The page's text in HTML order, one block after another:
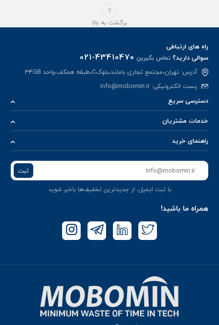
برگشت به بالا
راه های ارتباطی
سوالی دارید؟تماس بگیرین 021-43410470
آدرس: تهران،مجتمع تجاری باملند،بلوکC،طبقه همکف،واحد 34GB
پست الکترونیکی:info@mobomin.ir
دسترسی سریع
خدمات مشتریان
راهنمای خرید
ثبت
با ثبت ایمیل، از جدید‌ترین تخفیف‌ها با‌خبر شوید
همراه ما باشید!